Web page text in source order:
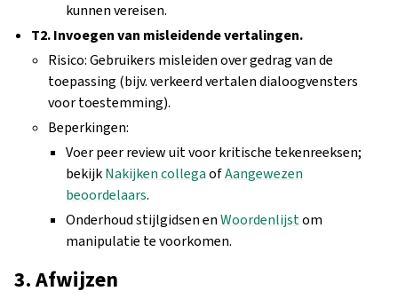
kunnen vereisen.
T2. Invoegen van misleidende vertalingen.
Risico: Gebruikers misleiden over gedrag van de
toepassing (bijv. verkeerd vertalen dialoogvensters
voor toestemming).
Beperkingen:
Voer peer review uit voor kritische tekenreeksen;
bekijkNakijken collegaofAangewezen
beoordelaars.
Onderhoud stijlgidsen enWoordenlijstom
manipulatie te voorkomen.
3. Afwijzen